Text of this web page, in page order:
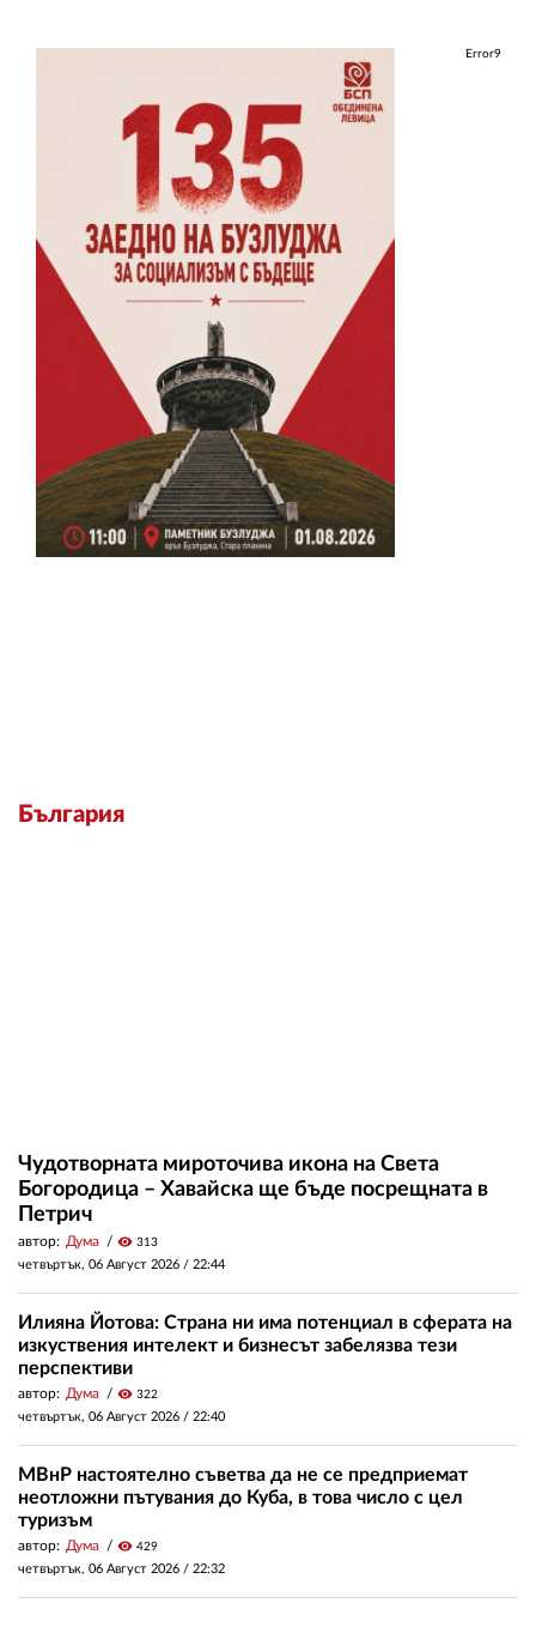
Error9
България
Чудотворната мироточива икона на Света
Богородица – Хавайска ще бъде посрещната в
Петрич
автор: Дума visibility 313
четвъртък, 06 Август 2026 / 22:44
Илияна Йотова: Страна ни има потенциал в сферата на
изкуствения интелект и бизнесът забелязва тези
перспективи
автор: Дума visibility 322
четвъртък, 06 Август 2026 / 22:40
МВнР настоятелно съветва да не се предприемат
неотложни пътувания до Куба, в това число с цел
туризъм
автор: Дума visibility 429
четвъртък, 06 Август 2026 / 22:32